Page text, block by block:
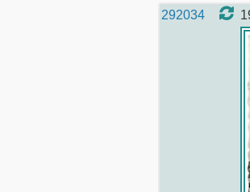
292034